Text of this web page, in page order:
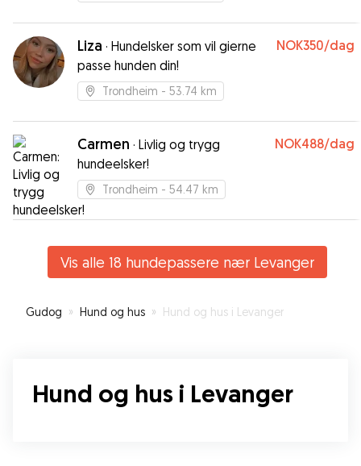
Liza · Hundelsker som vil gierne
passe hunden din!
NOK350/dag
Trondheim - 53.74 km
Carmen · Livlig og trygg
hundeelsker!
NOK488/dag
Trondheim - 54.47 km
Vis alle 18 hundepassere nær Levanger
Gudog » Hund og hus » Hund og hus i Levanger
Hund og hus i Levanger